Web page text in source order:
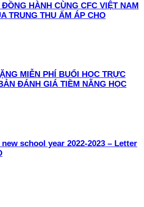
HÀNH CÙNG CFC VIỆT NAM
TRUNG THU ẤM ÁP CHO
MIỄN PHÍ BUỔI HỌC TRỰC
ĐÁNH GIÁ TIỀM NĂNG HỌC
school year 2022-2023 – Letter